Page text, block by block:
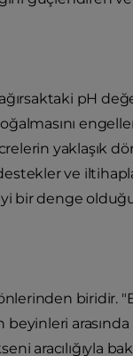
pH
yaklaşık
ve
iyi bir denge
biridir.
aracılığıyla